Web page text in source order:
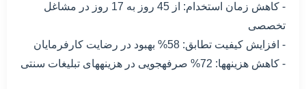
- کاهش زمان استخدام: از 45 روز به 17 روز در مشاغل
تخصصی
- افزایش کیفیت تطابق: 58% بهبود در رضایت کارفرمایان
- کاهش هزینهها: 72% صرفهجویی در هزینههای تبلیغات سنتی